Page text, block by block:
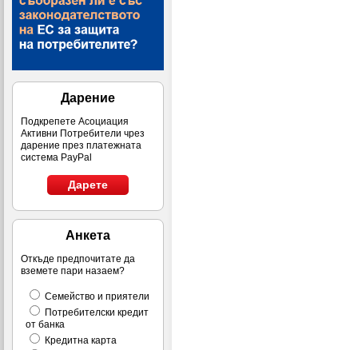
Дарение
Подкрепете Асоциация
Активни Потребители чрез
дарение през платежната
система PayPal
Дарете
Анкета
Откъде предпочитате да
вземете пари назаем?
Семейство и приятели
Потребителски кредит
от банка
Кредитна карта